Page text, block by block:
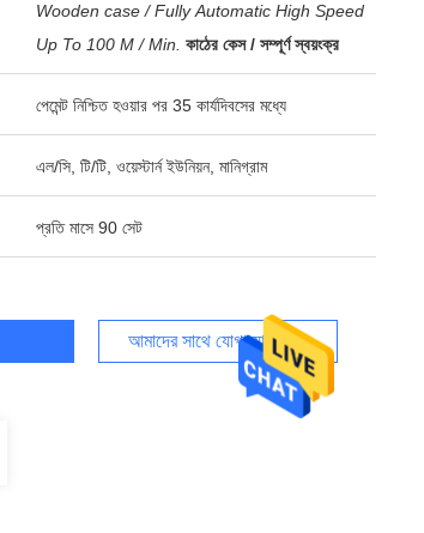
Wooden case / Fully Automatic High Speed
Up To 100 M / Min. কাঠের কেস / সম্পূর্ণ স্বয়ংক্র
পেমেন্ট নিশ্চিত হওয়ার পর 35 কার্যদিবসের মধ্যে
এল/সি, টি/টি, ওয়েস্টার্ন ইউনিয়ন, মানিগ্রাম
প্রতি মাসে 90 সেট
আমাদের সাথে যোগাযোগ করুন